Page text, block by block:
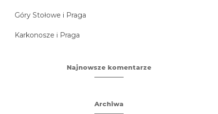
Góry Stołowe i Praga
Karkonosze i Praga
Najnowsze komentarze
Archiwa